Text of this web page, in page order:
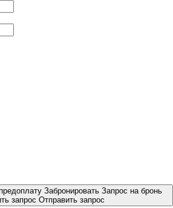
Забронировать Запрос на бронь
запрос Отправить запрос